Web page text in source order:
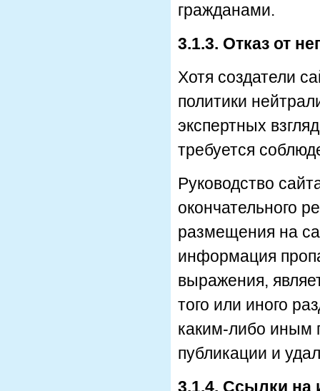
гражданами.
3.1.3. Отказ от
Хотя создатели
политики
экспертных
требуется
Руководство
окончательного
размещения на
информация
выражения,
того или иного
каким-либо иным
публикации и
3.1.4. Ссылки на